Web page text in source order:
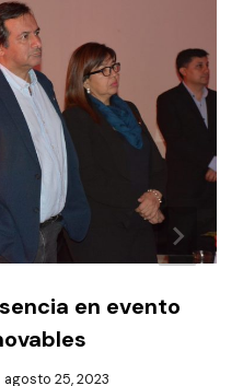
en evento
agosto 25, 2023